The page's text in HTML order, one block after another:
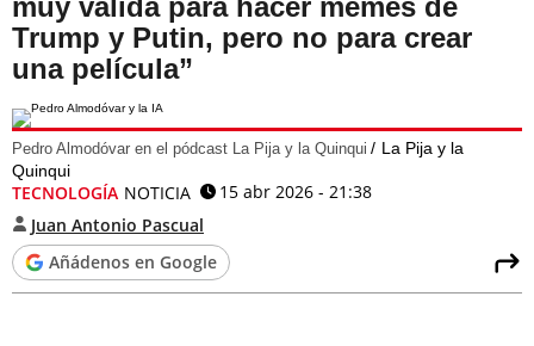
muy válida para hacer memes de
Trump y Putin, pero no para crear
una película”
Pedro Almodóvar en el pódcast La Pija y la Quinqui
La Pija y la
Quinqui
TECNOLOGÍA NOTICIA
15 abr 2026 - 21:38
Juan Antonio Pascual
Añádenos en Google